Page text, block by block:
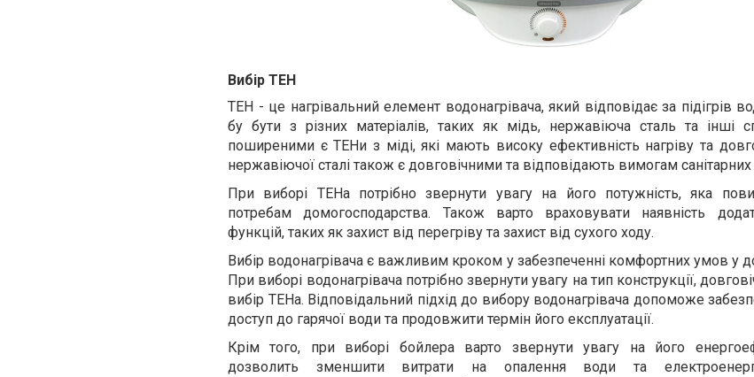
Вибір ТЕН
ТЕН - це нагрівальний елемент водонагрівача, який відповідає за підігрів
бу бути з різних матеріалів, таких як мідь, нержавіюча сталь та інші
поширеними є ТЕНи з міді, які мають високу ефективність нагріву та
нержавіючої сталі також є довговічними та відповідають вимогам
При виборі ТЕНа потрібно звернути увагу на його потужність, яка
потребам домогосподарства. Також варто враховувати наявність
функцій, таких як захист від перегріву та захист від сухого ходу.
Вибір водонагрівача є важливим кроком у забезпеченні комфортних умов у
При виборі водонагрівача потрібно звернути увагу на тип конструкції,
вибір ТЕНа. Відповідальний підхід до вибору водонагрівача допоможе
доступ до гарячої води та продовжити термін його експлуатації.
Крім того, при виборі бойлера варто звернути увагу на його
дозволить зменшити витрати на опалення води та